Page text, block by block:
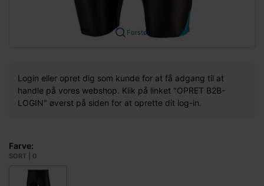
Forstør
Login eller opret dig som kunde for at få adgang til at
handle på vores webshop. Klik på linket "OPRET B2B-
LOGIN" øverst på siden for at oprette dit log-in.
Farve:
SORT | 0